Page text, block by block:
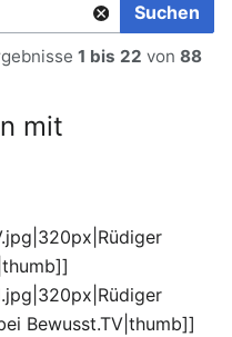
Suchen
1 bis 22 von 88
mit
Bewusst.TV|thumb]]